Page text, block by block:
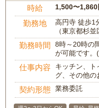
時給 1,500〜1,860
勤務地
高円寺 徒歩1
（東京都杉並
勤務時間
8時～20時の
が可能です。
仕事内容
キッチン、ト
グ、その他の
契約形態 業務委託